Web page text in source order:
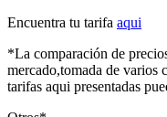
Encuentra tu tarifa aqui
*La comparación de
mercado,tomada de varios
tarifas aqui presentadas